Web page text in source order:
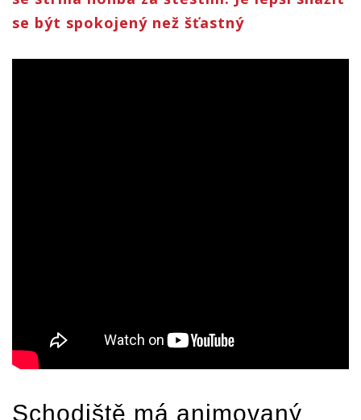
se být spokojený než šťastný
Schodiště má animovaný